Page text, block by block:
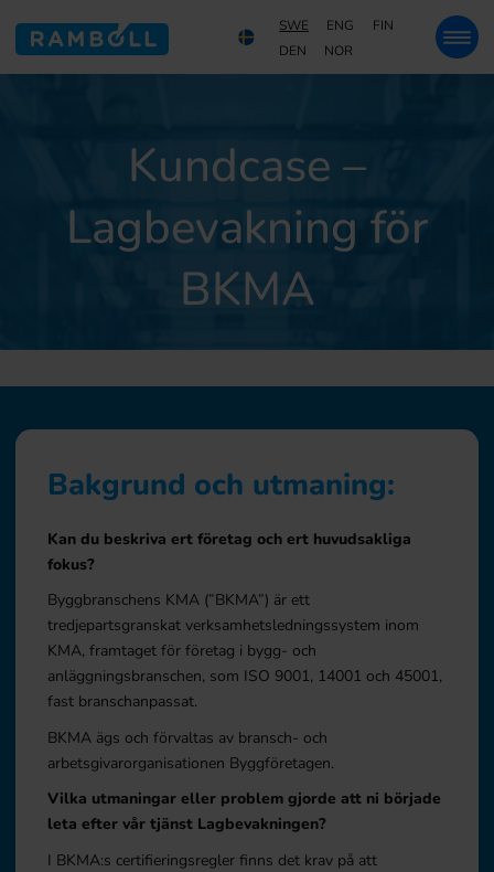
SWE ENG
FIN
DEN
NOR
Kundcase –
Lagbevakning för
BKMA
Bakgrund och utmaning:
Kan du beskriva ert företag och ert huvudsakliga
fokus?
Byggbranschens KMA (”BKMA”) är ett
tredjepartsgranskat verksamhetsledningssystem inom
KMA, framtaget för företag i bygg- och
anläggningsbranschen, som ISO 9001, 14001 och 45001,
fast branschanpassat.
BKMA ägs och förvaltas av bransch- och
arbetsgivarorganisationen Byggföretagen.
Vilka utmaningar eller problem gjorde att ni började
leta efter vår tjänst Lagbevakningen?
I BKMA:s certifieringsregler finns det krav på att